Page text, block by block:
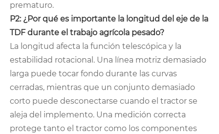
prematuro.
P2: ¿Por qué es importante la longitud del eje de la
TDF durante el trabajo agrícola pesado?
La longitud afecta la función telescópica y la
estabilidad rotacional. Una línea motriz demasiado
larga puede tocar fondo durante las curvas
cerradas, mientras que un conjunto demasiado
corto puede desconectarse cuando el tractor se
aleja del implemento. Una medición correcta
protege tanto el tractor como los componentes